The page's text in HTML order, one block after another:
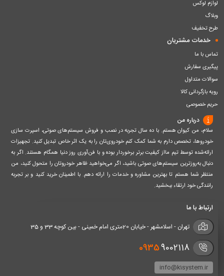
لوازم لوکس
وبلاگ
طرح تخفیف
خدمات مشتریان
تماس با ما
پیگیری سفارش
سوالات متداول
رویه بازگردانی کالا
حریم خصوصی
درباره من
سلام، من کیوان هستم. با ده سال تجربه در نصب و فروش سیستم‌های صوتی، اسپرت سازی
خودروها، تخصص دارم به شما کمک کنم خودروی‌تان را به یک اثر خاص تبدیل کنید. تجهیزات
ارائه‌شده توسط تیم مااز کیفیت برتر برخوردار بوده و با فن‌آوری روز دنیا همگام هستند. اگر به
دنبال به‌روزترین سیستم‌های صوتی باشید، اگر می‌خواهید ظاهر خودروتان را متحول کنید، من
منتظر شما هستم تا بهترین مشاوره و خدمات را ارائه دهم. با اطمینان خرید کنید و بر تجربه
رانندگی خود ارتقاء ببخشید.
ارتباط با ما
تهران - اسلامشهر - خیابان 20متری امام خمینی - بین کوچه 33 و 35
09359002118
info@k1system.ir